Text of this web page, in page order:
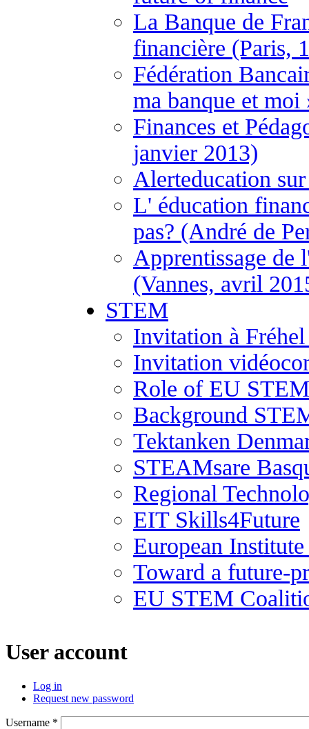
La Banque de
financière (Paris,
Fédération
ma banque et moi
Finances et
janvier 2013)
Alerteducation
L' éducation
pas? (André de
Apprentissage de
(Vannes, avril
STEM
Invitation à
Invitation
Role of EU
Background
Tektanken
STEAMsare
Regional
EIT Skills4Future
European
Toward a future-
EU STEM
User account
Log in
Request new password
Username *